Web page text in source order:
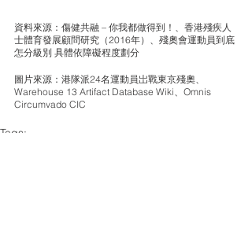
資料來源：傷健共融 – 你我都做得到！、香港殘疾人
士體育發展顧問研究（2016年）、殘奧會運動員到底
怎分級別 具體依障礙程度劃分
圖片來源：港隊派24名運動員岀戰東京殘奧、
Warehouse 13 Artifact Database Wiki、Omnis
Circumvado CIC
Tags: